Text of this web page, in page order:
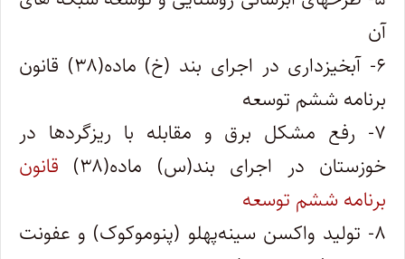
آن
۶- آبخیزداری در اجرای بند (خ) ماده(۳۸) قانون
برنامه ششم توسعه
۷- رفع مشکل برق و مقابله با ریزگردها در
خوزستان در اجرای بند(س) ماده(۳۸)
قانون
برنامه ششم توسعه
۸- تولید واکسن سینه‌پهلو (پنوموکوک) و عفونت